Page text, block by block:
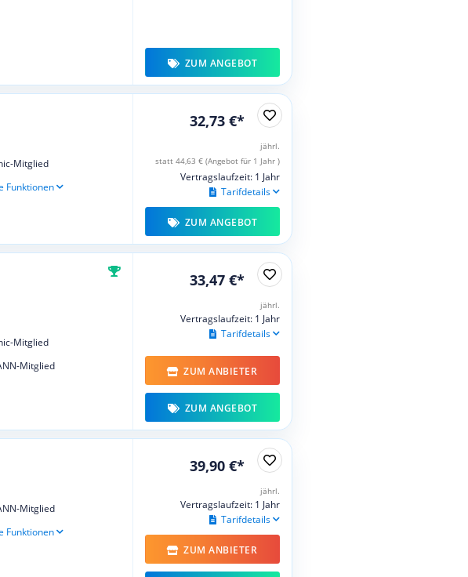
ZUM ANGEBOT
Mitglied
Funktionen
32,73 €*
jährl.
statt 44,63 € (Angebot für 1 Jahr )
Vertragslaufzeit: 1 Jahr
Tarifdetails
ZUM ANGEBOT
Mitglied
Mitglied
33,47 €*
jährl.
Vertragslaufzeit: 1 Jahr
Tarifdetails
ZUM ANBIETER
ZUM ANGEBOT
Mitglied
Funktionen
39,90 €*
jährl.
Vertragslaufzeit: 1 Jahr
Tarifdetails
ZUM ANBIETER